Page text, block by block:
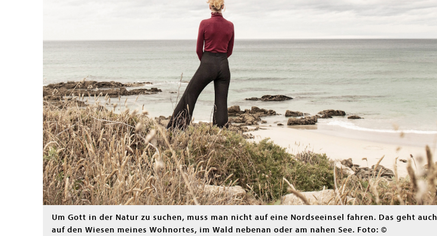
Um Gott in der Natur zu suchen, muss man nicht auf eine Nordseeinsel fahren. Das geht auch
auf den Wiesen meines Wohnortes, im Wald nebenan oder am nahen See. Foto: ©